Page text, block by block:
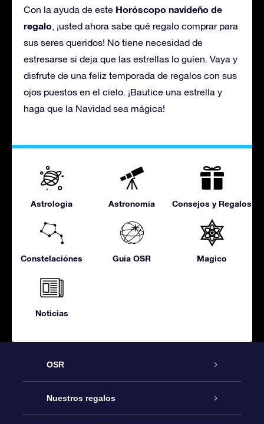
Con la ayuda de este Horóscopo navideño de
regalo, ¡usted ahora sabe qué regalo comprar para
sus seres queridos! No tiene necesidad de
estresarse si deja que las estrellas lo guíen. Vaya y
disfrute de una feliz temporada de regalos con sus
ojos puestos en el cielo. ¡Bautice una estrella y
haga que la Navidad sea mágica!
Astrologia Astronomía Consejos y Regalos
Constelaciónes Guía OSR Magico
Noticias
OSR
Atención
Nuestros regalos